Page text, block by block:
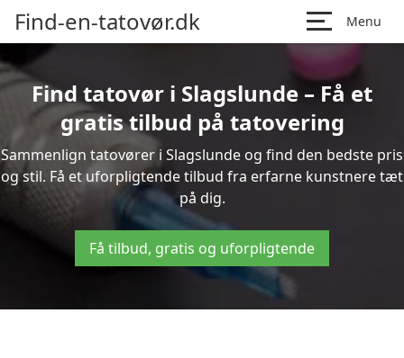
Find-en-tatovør.dk Menu
Find tatovør i Slagslunde – Få et
gratis tilbud på tatovering
Sammenlign tatovører i Slagslunde og find den bedste pris
og stil. Få et uforpligtende tilbud fra erfarne kunstnere tæt
på dig.
Få tilbud, gratis og uforpligtende